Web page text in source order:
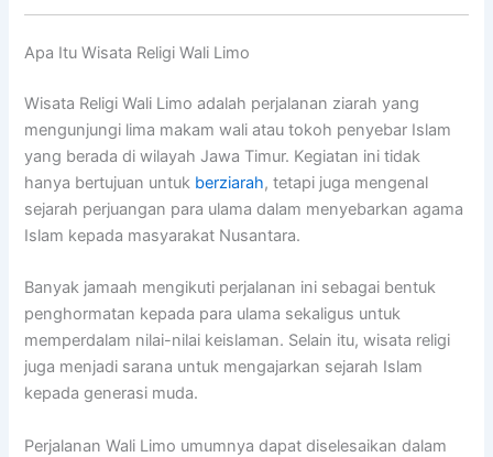
Apa Itu Wisata Religi Wali Limo
Wisata Religi Wali Limo adalah perjalanan ziarah yang
mengunjungi lima makam wali atau tokoh penyebar Islam
yang berada di wilayah Jawa Timur. Kegiatan ini tidak
hanya bertujuan untuk berziarah, tetapi juga mengenal
sejarah perjuangan para ulama dalam menyebarkan agama
Islam kepada masyarakat Nusantara.
Banyak jamaah mengikuti perjalanan ini sebagai bentuk
penghormatan kepada para ulama sekaligus untuk
memperdalam nilai-nilai keislaman. Selain itu, wisata religi
juga menjadi sarana untuk mengajarkan sejarah Islam
kepada generasi muda.
Perjalanan Wali Limo umumnya dapat diselesaikan dalam